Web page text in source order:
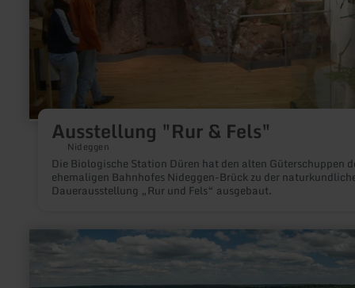
Ausstellung "Rur & Fels"
Nideggen
Die Biologische Station Düren hat den alten Güterschuppen
ehemaligen Bahnhofes Nideggen-Brück zu der
Dauerausstellung „Rur und Fels“ ausgebaut.
erfahren
Blick